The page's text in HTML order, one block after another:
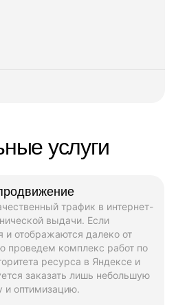
услуги
трафик в интернет-
выдачи. Если
отображаются далеко от
проведем комплекс работ по
ресурса в Яндексе и
заказать лишь небольшую
и оптимизацию.